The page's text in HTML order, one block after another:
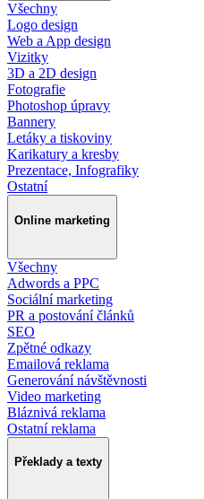
Všechny
Logo design
Web a App design
Vizitky
3D a 2D design
Fotografie
Photoshop úpravy
Bannery
Letáky a tiskoviny
Karikatury a kresby
Prezentace, Infografiky
Ostatní
Online marketing
Všechny
Adwords a PPC
Sociální marketing
PR a postování článků
SEO
Zpětné odkazy
Emailová reklama
Generování návštěvnosti
Video marketing
Bláznivá reklama
Ostatní reklama
Překlady a texty